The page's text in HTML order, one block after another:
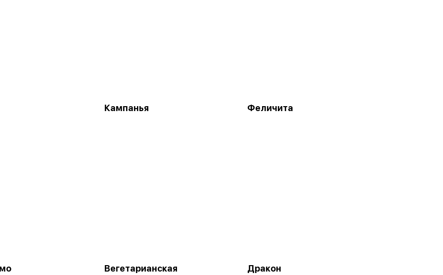
Кампанья Феличита
Вегетарианская Дракон